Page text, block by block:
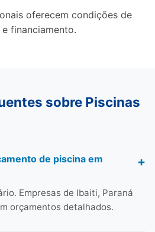
oferecem condições de
financiamento.
sobre Piscinas
de piscina em
Empresas de Ibaiti, Paraná
orçamentos detalhados.